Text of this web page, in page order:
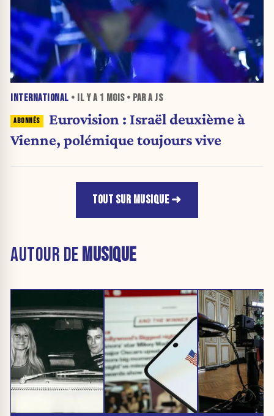
INTERNATIONAL • IL Y A 1 MOIS• PAR A JS
Eurovision : Israël deuxième à
Vienne, polémique toujours vive
TOUT SUR MUSIQUE
AUTOUR DEMUSIQUE